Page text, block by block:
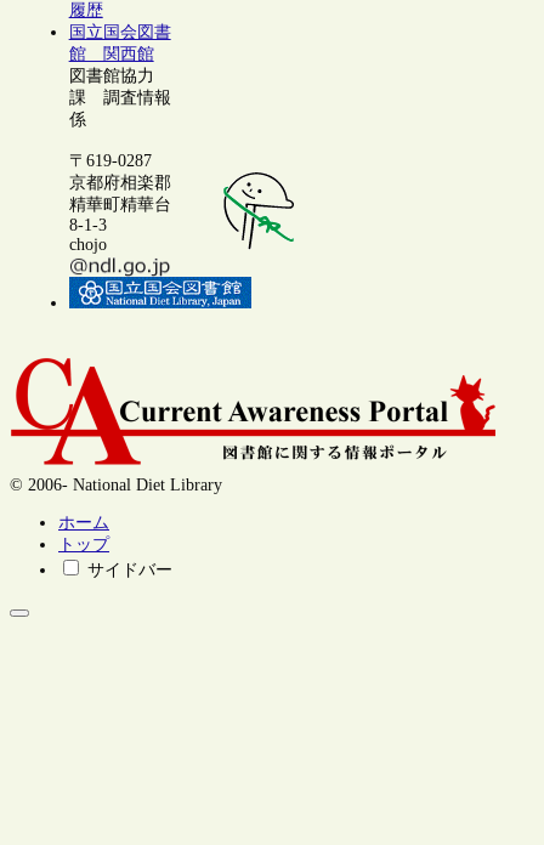
履歴
国立国会図書
館 関西館
図書館協力
課 調査情報
係
〒619-0287
京都府相楽郡
精華町精華台
8-1-3
chojo
© 2006- National Diet Library
ホーム
トップ
サイドバー